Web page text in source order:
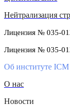
Нейтрализация
Лицензия № 035-
Лицензия № 035-
Об институте ICM
О нас
Новости